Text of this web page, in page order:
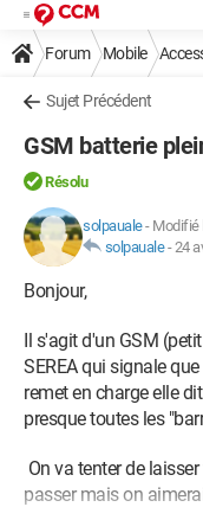
Forum Mobile
Chargeurs et alimentation
Sujet Précédent
GSM batterie
Résolu
solpauale- Modifié
solpauale-24
Bonjour,
Il s'agit d'un GSM
SEREA qui signale
remet en charge elle
presque toutes les
On va tenter de
passer mais on